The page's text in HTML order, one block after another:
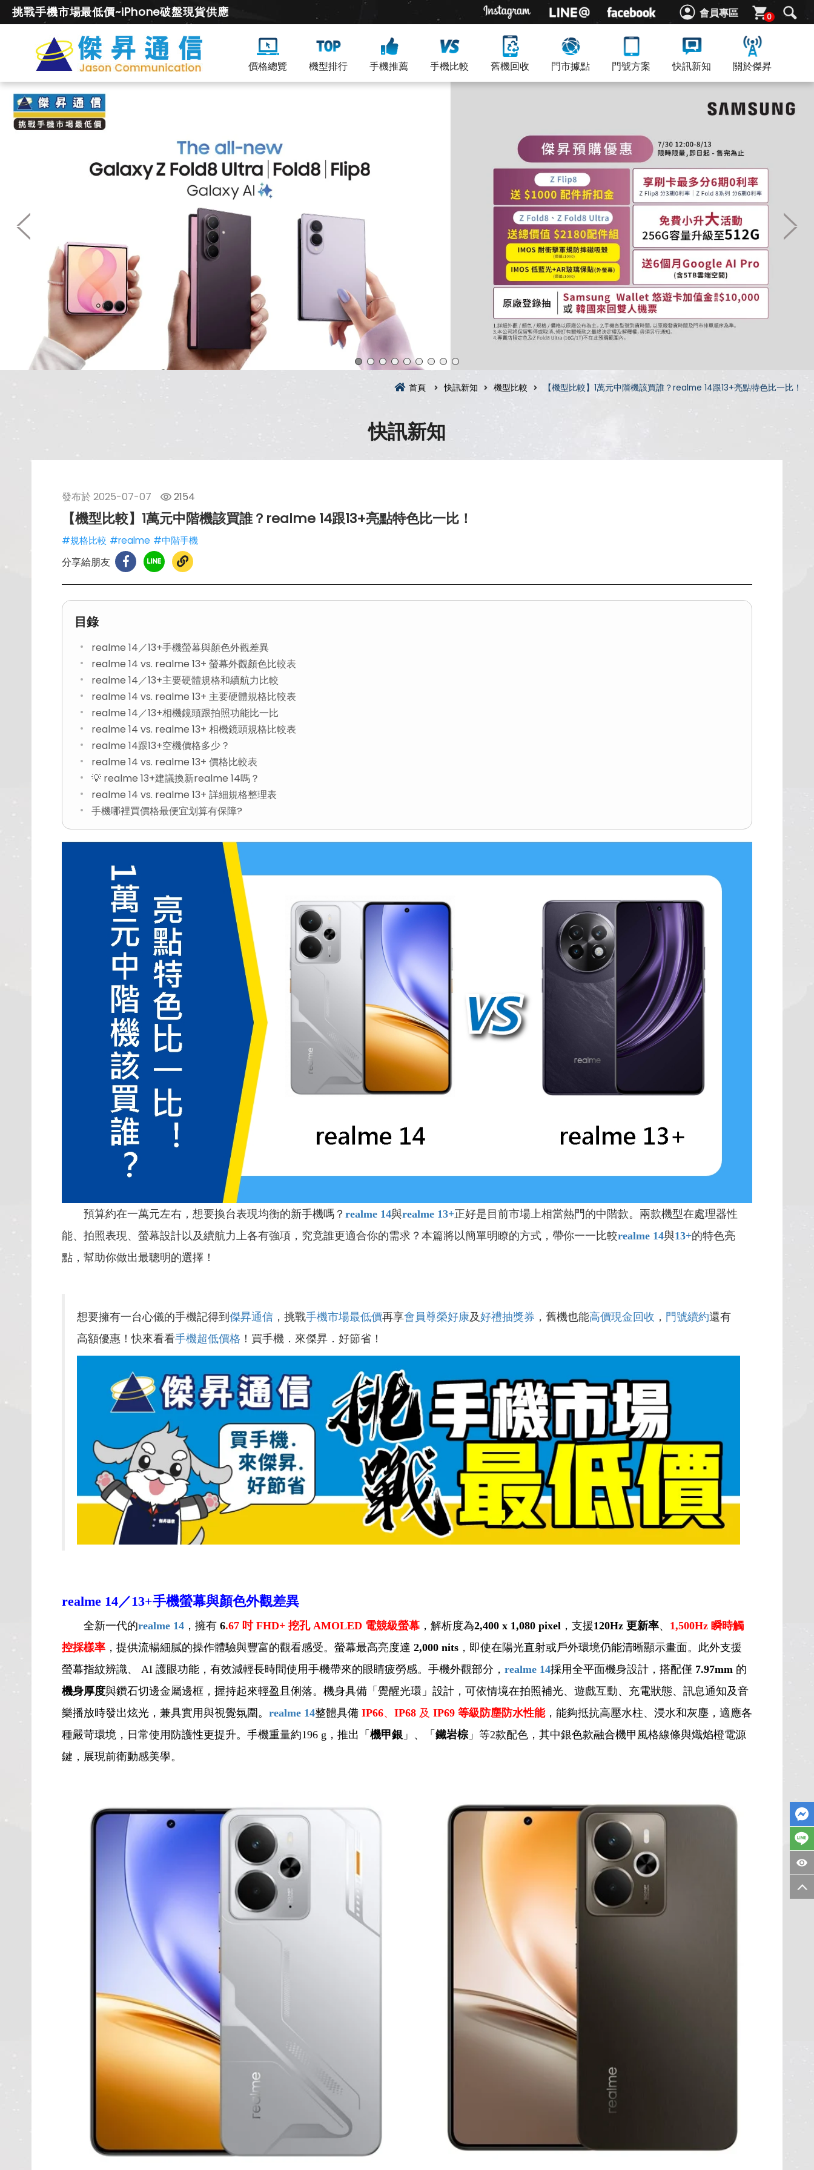
會員專區 0
挑戰手機市場最低價~iPhone破盤現貨供應
價格總覽 機型排行 手機推薦 手機比較 舊機回收 門市據點 門號方案 快訊新知 關於傑昇
首頁 快訊新知 機型比較 【機型比較】1萬元中階機該買誰？realme 14跟13+亮點特色比一比！
快訊新知
發布於 2025-07-07 2154
【機型比較】1萬元中階機該買誰？realme 14跟13+亮點特色比一比！
#規格比較 #realme #中階手機
分享給朋友
目錄
realme 14／13+手機螢幕與顏色外觀差異
realme 14 vs. realme 13+ 螢幕外觀顏色比較表
realme 14／13+主要硬體規格和續航力比較
realme 14 vs. realme 13+ 主要硬體規格比較表
realme 14／13+相機鏡頭跟拍照功能比一比
realme 14 vs. realme 13+ 相機鏡頭規格比較表
realme 14跟13+空機價格多少？
realme 14 vs. realme 13+ 價格比較表
💡 realme 13+建議換新realme 14嗎？
realme 14 vs. realme 13+ 詳細規格整理表
手機哪裡買價格最便宜划算有保障?
預算約在一萬元左右，想要換台表現均衡的新手機嗎？ realme 14與realme 13+正好是目前市場上相當熱門的中階款。兩款機型在處理器性
能、拍照表現、螢幕設計以及續航力上各有強項，究竟誰更適合你的需求？本篇將以簡單明瞭的方式，帶你一一比較realme 14與13+的特色亮
點，幫助你做出最聰明的選擇！
想要擁有一台心儀的手機記得到 傑昇通信 ，挑戰手機市場最低價再享會員尊榮好康及好禮抽獎券 ，舊機也能高價現金回收 ， 門號續約還有
高額優惠！快來看看手機超低價格 ！買手機．來傑昇．好節省！
realme 14／13+手機螢幕與顏色外觀差異
全新一代的realme 14 ，擁有 6.67 吋 FHD+ 挖孔 AMOLED 電競級螢幕，解析度為2,400 x 1,080 pixel ，支援120Hz 更新率、 1,500Hz 瞬時觸
控採樣率 ，提供流暢細膩的操作體驗與豐富的觀看感受。螢幕最高亮度達 2,000 nits ，即使在陽光直射或戶外環境仍能清晰顯示畫面。此外支援
螢幕指紋辨識、 AI 護眼功能，有效減輕長時間使用手機帶來的眼睛疲勞感。手機外觀部分， realme 14採用全平面機身設計，搭配僅 7.97mm 的
機身厚度與鑽石切邊金屬邊框，握持起來輕盈且俐落。機身具備「覺醒光環」設計，可依情境在拍照補光、遊戲互動、充電狀態、訊息通知及音
樂播放時發出炫光，兼具實用與視覺氛圍。 realme 14整體具備 IP66、 IP68 及 IP69 等級防塵防水性能，能夠抵抗高壓水柱、浸水和灰塵，適應各
種嚴苛環境，日常使用防護性更提升。手機重量約196 g，推出「 機甲銀 」、「 鐵岩棕」等2款配色，其中銀色款融合機甲風格線條與熾焰橙電源
鍵，展現前衛動感美學。